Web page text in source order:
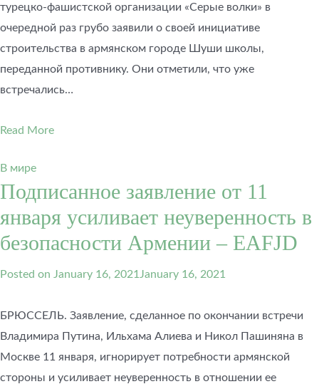
турецко-фашистской организации «Серые волки» в
очередной раз грубо заявили о своей инициативе
строительства в армянском городе Шуши школы,
переданной противнику. Они отметили, что уже
встречались…
Read More
В мире
Подписанное заявление от 11
января усиливает неуверенность в
безопасности Армении – EAFJD
Posted on January 16, 2021 January 16, 2021
БРЮССЕЛЬ. Заявление, сделанное по окончании встречи
Владимира Путина, Ильхама Алиева и Никол Пашиняна в
Москве 11 января, игнорирует потребности армянской
стороны и усиливает неуверенность в отношении ее